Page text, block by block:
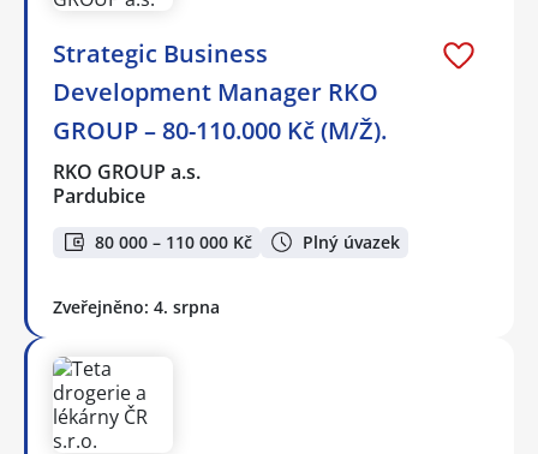
Strategic Business
Development Manager RKO
GROUP – 80-110.000 Kč (M/Ž).
RKO GROUP a.s.
Pardubice
80 000 – 110 000 Kč Plný úvazek
Zveřejněno: 4. srpna